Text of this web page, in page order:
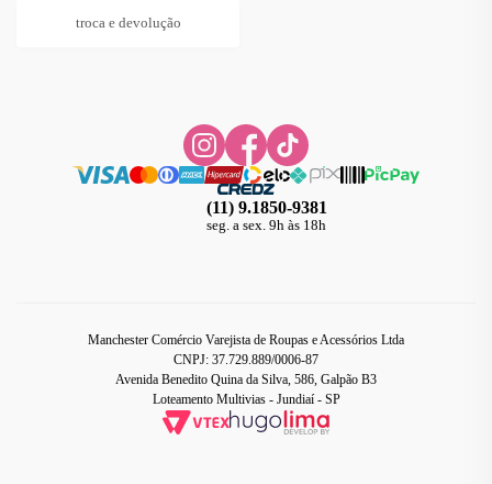
troca e devolução
(11) 9.1850-9381
seg. a sex. 9h às 18h
Manchester Comércio Varejista de Roupas e Acessórios Ltda
CNPJ: 37.729.889/0006-87
Avenida Benedito Quina da Silva, 586, Galpão B3
Loteamento Multivias - Jundiaí - SP